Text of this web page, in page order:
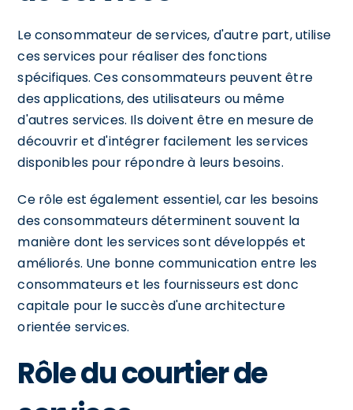
Le consommateur de services, d'autre part, utilise
ces services pour réaliser des fonctions
spécifiques. Ces consommateurs peuvent être
des applications, des utilisateurs ou même
d'autres services. Ils doivent être en mesure de
découvrir et d'intégrer facilement les services
disponibles pour répondre à leurs besoins.
Ce rôle est également essentiel, car les besoins
des consommateurs déterminent souvent la
manière dont les services sont développés et
améliorés. Une bonne communication entre les
consommateurs et les fournisseurs est donc
capitale pour le succès d'une architecture
orientée services.
Rôle du courtier de